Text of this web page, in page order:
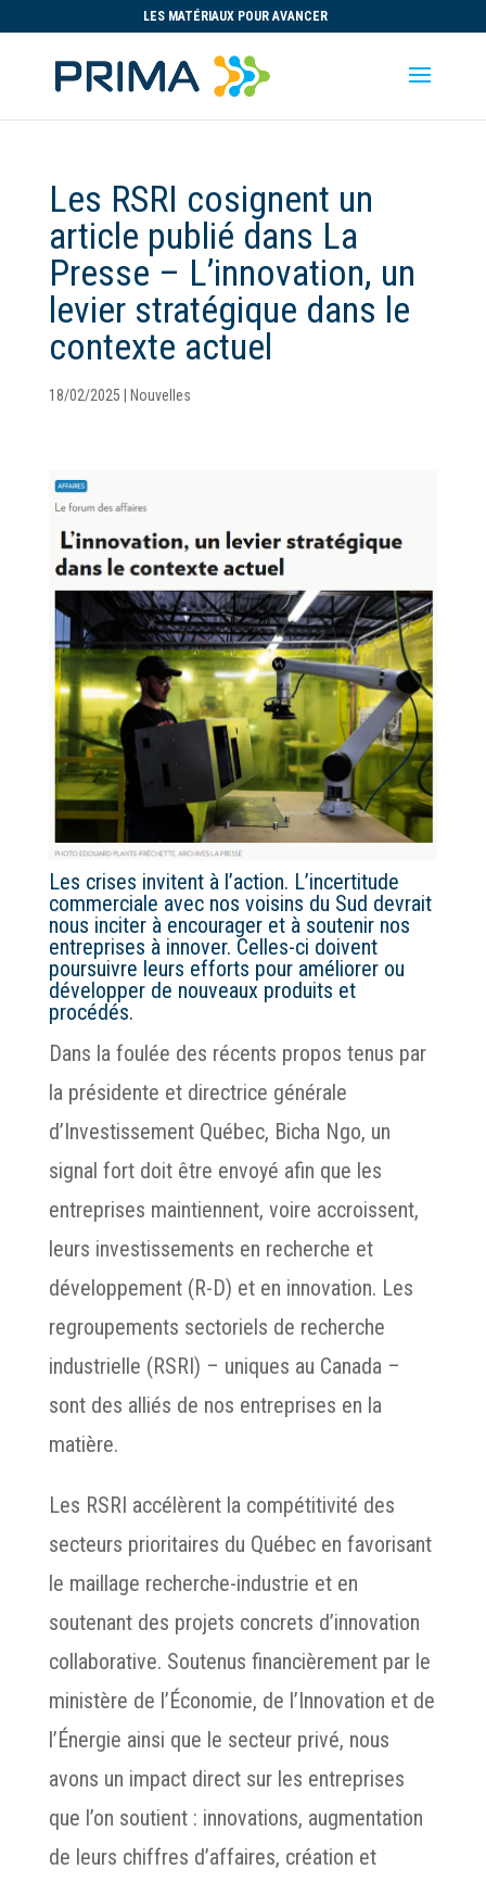
LES MATÉRIAUX POUR AVANCER
Les RSRI cosignent un
article publié dans La
Presse – L’innovation, un
levier stratégique dans le
contexte actuel
18/02/2025 Nouvelles
Les crises invitent à l’action. L’incertitude
commerciale avec nos voisins du Sud devrait
nous inciter à encourager et à soutenir nos
entreprises à innover. Celles-ci doivent
poursuivre leurs efforts pour améliorer ou
développer de nouveaux produits et
procédés.
Dans la foulée des récents propos tenus par
la présidente et directrice générale
d’Investissement Québec, Bicha Ngo, un
signal fort doit être envoyé afin que les
entreprises maintiennent, voire accroissent,
leurs investissements en recherche et
développement (R-D) et en innovation. Les
regroupements sectoriels de recherche
industrielle (RSRI) – uniques au Canada –
sont des alliés de nos entreprises en la
matière.
Les RSRI accélèrent la compétitivité des
secteurs prioritaires du Québec en favorisant
le maillage recherche-industrie et en
soutenant des projets concrets d’innovation
collaborative. Soutenus financièrement par le
ministère de l’Économie, de l’Innovation et de
l’Énergie ainsi que le secteur privé, nous
avons un impact direct sur les entreprises
que l’on soutient : innovations, augmentation
de leurs chiffres d’affaires, création et